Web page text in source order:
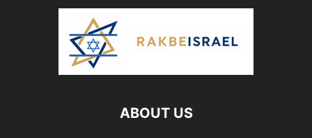
ABOUT US